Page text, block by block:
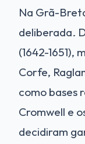
Na Grã-
deliberada.
(1642-1651),
Corfe,
como bases
Cromwell e
decidiram